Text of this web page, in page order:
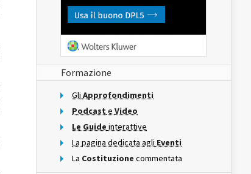
Formazione
Gli Approfondimenti
Podcast e Video
Le Guide interattive
La pagina dedicata agli Eventi
La Costituzione commentata